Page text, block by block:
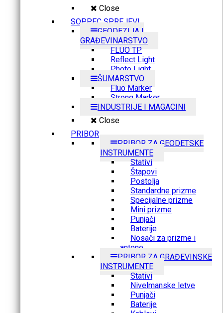
Close
SOPPEC SPREJEVI
GEODEZIJA I
GRAĐEVINARSTVO
FLUO TP
Reflect Light
Photo Light
ŠUMARSTVO
Fluo Marker
Strong Marker
INDUSTRIJE I MAGACINI
Close
PRIBOR
PRIBOR ZA GEODETSKE
INSTRUMENTE
Stativi
Štapovi
Postolja
Standardne prizme
Specijalne prizme
Mini prizme
Punjači
Baterije
Nosači za prizme i
antene
PRIBOR ZA GRAĐEVINSKE
INSTRUMENTE
Stativi
Nivelmanske letve
Punjači
Baterije